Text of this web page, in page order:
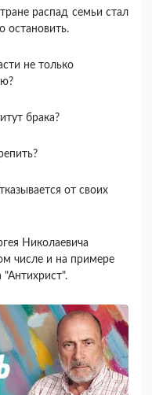
распад семьи стал
остановить.
не только
брака?
от своих
Николаевича
числе и на примере